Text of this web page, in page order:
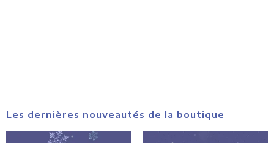
Les dernières nouveautés de la boutique